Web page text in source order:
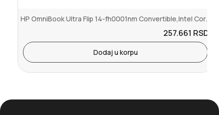
HP OmniBook Ultra Flip 14-fh0001nm Convertible,Intel Core Ultra 7 2...
257.661 RSD.
Dodaj u korpu